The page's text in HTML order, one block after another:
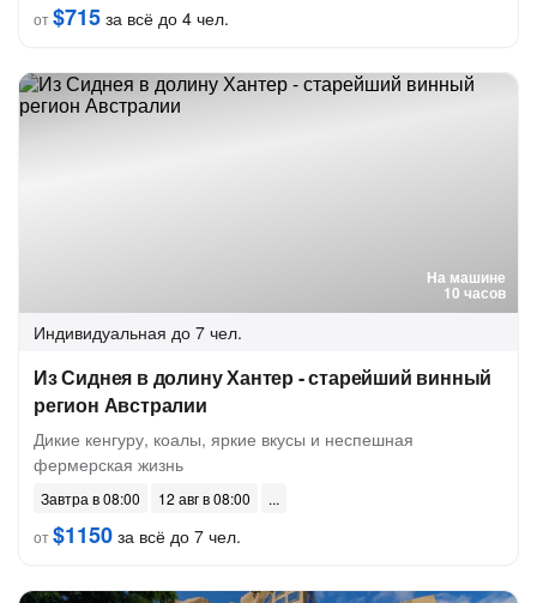
от$715 за всё до 4 чел.
На машине
10 часов
Индивидуальная до 7 чел.
Из Сиднея в долину Хантер - старейший винный
регион Австралии
Дикие кенгуру, коалы, яркие вкусы и неспешная
фермерская жизнь
Завтра в 08:00
12 авг в 08:00
от$1150 за всё до 7 чел.